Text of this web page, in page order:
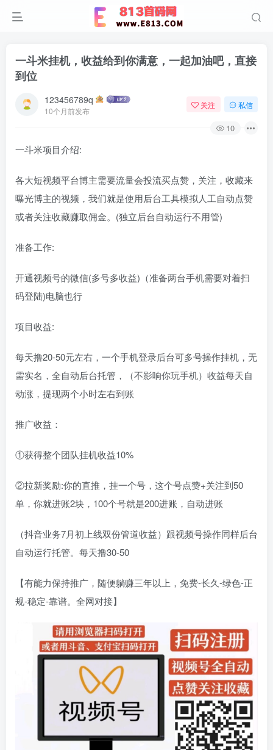
一斗米挂机，收益给到你满意，一起加油吧，直接
到位
123456789q
10个月前发布
关注 私信
10
一斗米项目介绍:
各大短视频平台博主需要流量会投流买点赞，关注，收藏来
曝光博主的视频，我们就是使用后台工具模拟人工自动点赞
或者关注收藏赚取佣金。(独立后台自动运行不用管)
准备工作:
开通视频号的微信(多号多收益)（准备两台手机需要对着扫
码登陆)电脑也行
项目收益:
每天撸20-50元左右，一个手机登录后台可多号操作挂机，无
需实名，全自动后台托管，（不影响你玩手机）收益每天自
动涨，提现两个小时左右到账
推广收益：
①获得整个团队挂机收益10%
②拉新奖励:你的直推，挂一个号，这个号点赞+关注到50
单，你就进账2块，100个号就是200进账，自动进账
（抖音业务7月初上线双份管道收益）跟视频号操作同样后台
自动运行托管。每天撸30-50
【有能力保持推广，随便躺赚三年以上，免费-长久-绿色-正
规-稳定-靠谱。全网对接】